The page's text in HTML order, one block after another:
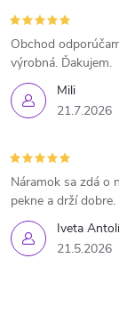
Mili
21.7.2026
Obchod
výrobná. Ďakujem.
Iveta
21.5.2026
Náramok sa zdá o
pekne a drží